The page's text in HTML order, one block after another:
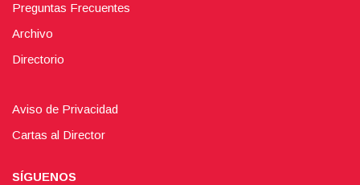
Preguntas Frecuentes
Archivo
Directorio
Aviso de Privacidad
Cartas al Director
SÍGUENOS